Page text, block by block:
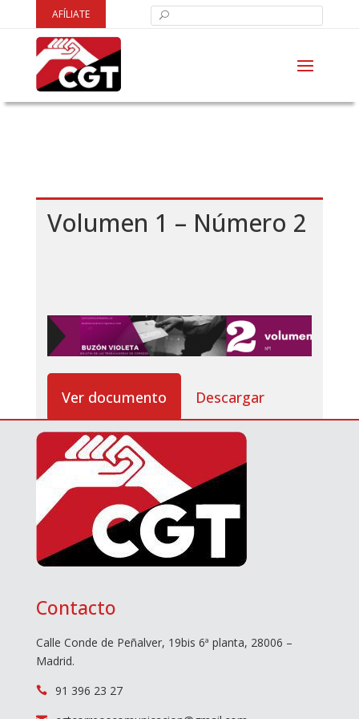
AFÍLIATE
Volumen 1 – Número 2
Ver documento Descargar
Contacto
Calle Conde de Peñalver, 19bis 6ª planta, 28006 –
Madrid.
 91 396 23 27